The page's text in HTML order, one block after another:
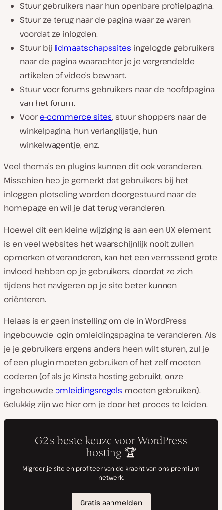
Stuur gebruikers naar hun openbare profielpagina.
Stuur ze terug naar de pagina waar ze waren
voordat ze inlogden.
Stuur bij lidmaatschapssites ingelogde gebruikers
naar de pagina waarachter je je vergrendelde
artikelen of video’s bewaart.
Stuur voor forums gebruikers naar de hoofdpagina
van het forum.
Voore-commerce sites, stuur shoppers naar de
winkelpagina, hun verlanglijstje, hun
winkelwagentje, enz.
Veel thema’s en plugins kunnen dit ook veranderen.
Misschien heb je gemerkt dat gebruikers bij het
inloggen plotseling worden doorgestuurd naar de
homepage en wil je dat terug veranderen.
Hoewel dit een kleine wijziging is aan een UX element
is en veel websites het waarschijnlijk nooit zullen
opmerken of veranderen, kan het een verrassend grote
invloed hebben op je gebruikers, doordat ze zich
tijdens het navigeren op je site beter kunnen
oriënteren.
Helaas is er geen instelling om de in WordPress
ingebouwde login omleidingspagina te veranderen. Als
je je gebruikers ergens anders heen wilt sturen, zul je
of een plugin moeten gebruiken of het zelf moeten
coderen (of als je Kinsta hosting gebruikt, onze
ingebouwde omleidingsregels moeten gebruiken).
Gelukkig zijn we hier om je door het proces te leiden.